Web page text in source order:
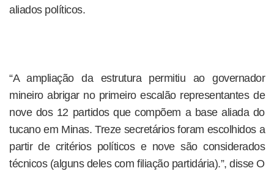
aliados políticos.
“A ampliação da estrutura permitiu ao governador
mineiro abrigar no primeiro escalão representantes de
nove dos 12 partidos que compõem a base aliada do
tucano em Minas. Treze secretários foram escolhidos a
partir de critérios políticos e nove são considerados
técnicos (alguns deles com filiação partidária).”, disse O